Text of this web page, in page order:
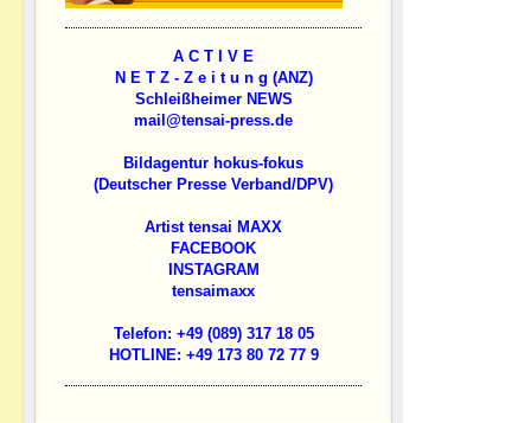
A C T I V E
N E T Z - Z e i t u n g (ANZ)
Schleißheimer NEWS
mail@tensai-press.de
Bildagentur hokus-fokus
(Deutscher Presse Verband/DPV)
Artist tensai MAXX
FACEBOOK
INSTAGRAM
tensaimaxx
Telefon: +49 (089) 317 18 05
HOTLINE: +49 173 80 72 77 9